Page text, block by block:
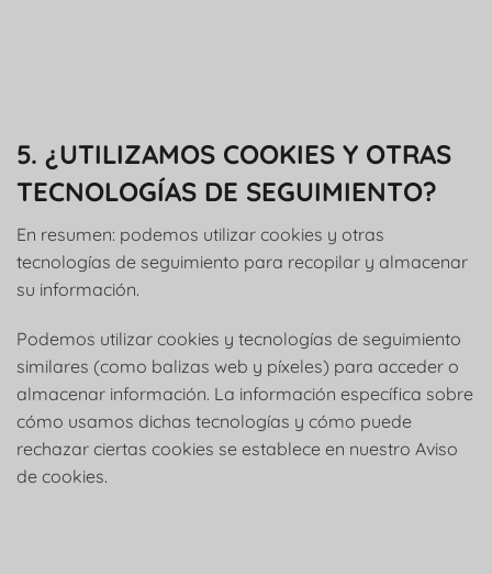
5. ¿UTILIZAMOS COOKIES Y OTRAS
TECNOLOGÍAS DE SEGUIMIENTO?
En resumen: podemos utilizar cookies y otras
tecnologías de seguimiento para recopilar y almacenar
su información.
Podemos utilizar cookies y tecnologías de seguimiento
similares (como balizas web y píxeles) para acceder o
almacenar información. La información específica sobre
cómo usamos dichas tecnologías y cómo puede
rechazar ciertas cookies se establece en nuestro Aviso
de cookies.